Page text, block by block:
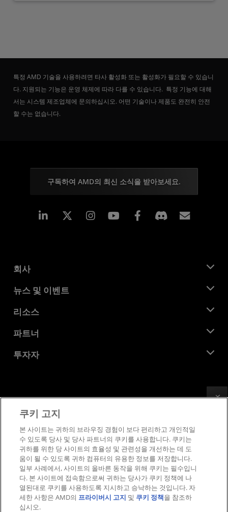
특정 AMD 기술을 사용하려면 타사 활성화 또는 활성화가 필요할 수 있습니
다. 지원되는 기능은 운영 체제에 따라 다를 수 있습니다. 특정 기능에 대해
서는 시스템 제조업체에 문의하십시오. 어떤 기술이나 제품도 완전히 안전
할 수는 없습니다.
구독하여 AMD의 최신 소식을 받아보세요.
Linkedin Instagram Facebook
회사
AMD 소개
기업의 사회적 책임
채용
문의하기
뉴스 및 이벤트
뉴스룸
미디어 라이브러리
리소스
개발자 센트럴
사례 연구
파트너
AMD 파트너 허브
투자자
이사위원회
거버넌스 문서
SEC 신고서
상표
공급망 투명성
공정 및 공개 경쟁
영국 세금 전략
쿠키 정책
쿠키 설정
쿠키 고지
본 사이트는 귀하의 브라우징 경험이 보다 편리하고 개인적일
수 있도록 당사 및 당사 파트너의 쿠키를 사용합니다. 쿠키는
귀하를 위한 당 사이트의 효율성 및 관련성을 개선하는 데 도
움이 될 수 있도록 귀하 컴퓨터의 유용한 정보를 저장합니다.
일부 사례에서, 사이트의 올바른 동작을 위해 쿠키는 필수입니
다. 본 사이트에 접속함으로써 귀하는 당사가 쿠키 정책에 나
열된대로 쿠키를 사용하도록 지시하고 승낙하는 것입니다. 자
세한 사항은 AMD의 프라이버시 고지 및 쿠키 정책을 참조하
십시오.